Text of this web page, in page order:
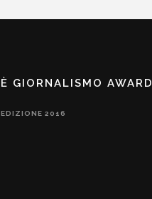
È GIORNALISMO AWARD
EDIZIONE 2016